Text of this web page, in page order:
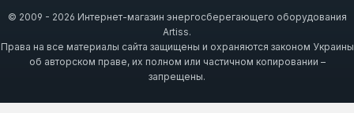
объекта: для 1 кг нагрузки рекомендуется
ширина не менее 25 мм.
Советы по эксплуатации
© 2009 - 2026 Интернет-магазин энергосберегающего оборудования
Artiss.
Права на все материалы сайта защищены и охраняются законом Украины
об авторском праве, их полном или частичном копировании –
запрещены.